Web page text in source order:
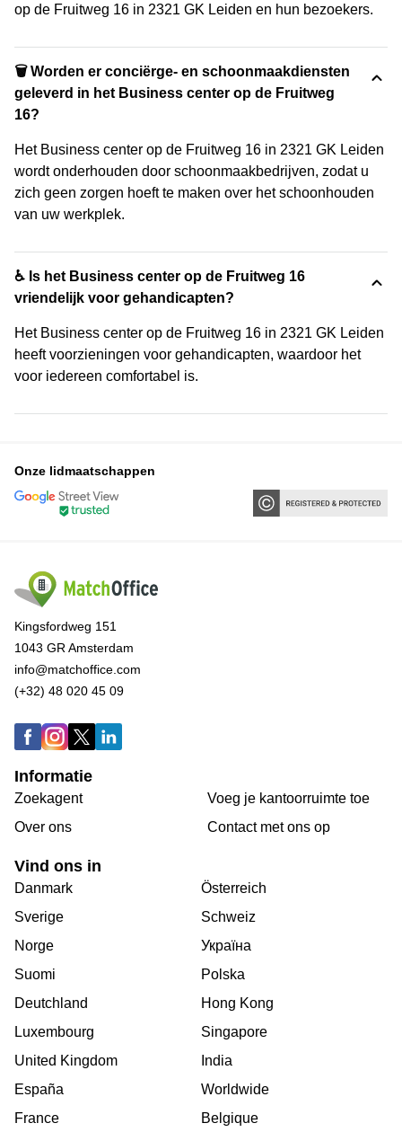
op de Fruitweg 16 in 2321 GK Leiden en hun bezoekers.
🗑 Worden er conciërge- en schoonmaakdiensten
geleverd in het Business center op de Fruitweg
16?
Het Business center op de Fruitweg 16 in 2321 GK Leiden
wordt onderhouden door schoonmaakbedrijven, zodat u
zich geen zorgen hoeft te maken over het schoonhouden
van uw werkplek.
♿ Is het Business center op de Fruitweg 16
vriendelijk voor gehandicapten?
Het Business center op de Fruitweg 16 in 2321 GK Leiden
heeft voorzieningen voor gehandicapten, waardoor het
voor iedereen comfortabel is.
Onze lidmaatschappen
Kingsfordweg 151
1043 GR Amsterdam
info@matchoffice.com
(+32) 48 020 45 09
Informatie
Zoekagent
Over ons
Voeg je kantoorruimte toe
Сontact met ons op
Vind ons in
Danmark
Sverige
Norge
Suomi
Deutchland
Luxembourg
United Kingdom
España
France
Österreich
Schweiz
Україна
Polska
Hong Kong
Singapore
India
Worldwide
Belgique